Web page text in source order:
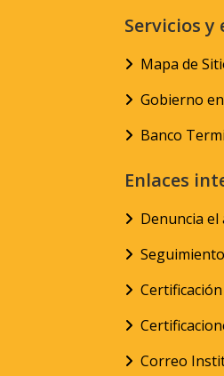
Servicios y
Mapa de
Gobierno
Banco
Enlaces
Denuncia
Correo